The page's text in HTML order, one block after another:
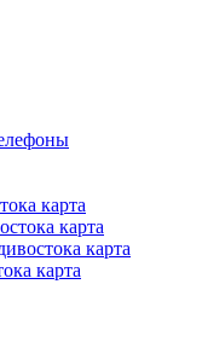
карта
карта
карта
карта